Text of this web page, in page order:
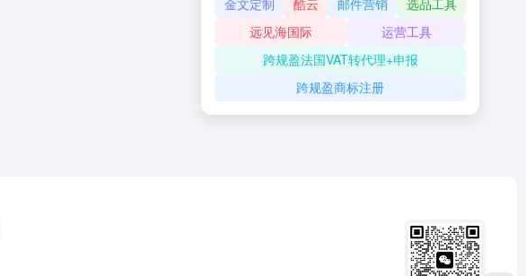
金文定制
酷云 邮件营销
选品工具
远见海国际
运营工具
跨规盈法国VAT转代理+申报
跨规盈商标注册